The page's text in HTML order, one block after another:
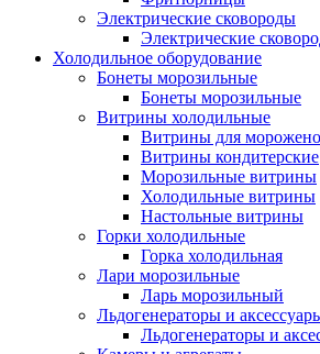
Электрические сковороды
Электрические
Холодильное оборудование
Бонеты морозильные
Бонеты морозильные
Витрины холодильные
Витрины для
Витрины кондитерские
Морозильные витрины
Холодильные витрины
Настольные витрины
Горки холодильные
Горка холодильная
Лари морозильные
Ларь морозильный
Льдогенераторы и
Льдогенераторы и